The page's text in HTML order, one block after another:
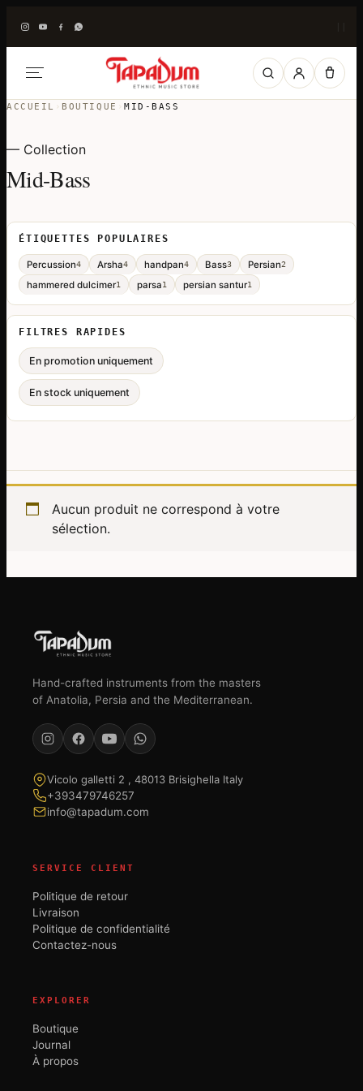
ACCUEIL › BOUTIQUE ›MID-BASS
— Collection
Mid-Bass
ÉTIQUETTES POPULAIRES
Percussion4 Arsha4 handpan4 Bass3 Persian2
hammered dulcimer1 parsa1 persian santur1
FILTRES RAPIDES
En promotion uniquement
En stock uniquement
Aucun produit ne correspond à votre
sélection.
Hand-crafted instruments from the masters
of Anatolia, Persia and the Mediterranean.
Vicolo galletti 2 , 48013 Brisighella Italy
+393479746257
info@tapadum.com
SERVICE CLIENT
Politique de retour
Livraison
Politique de confidentialité
Contactez-nous
EXPLORER
Boutique
Journal
À propos